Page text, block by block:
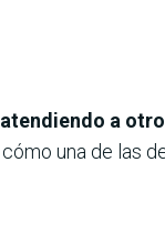
a
una de las